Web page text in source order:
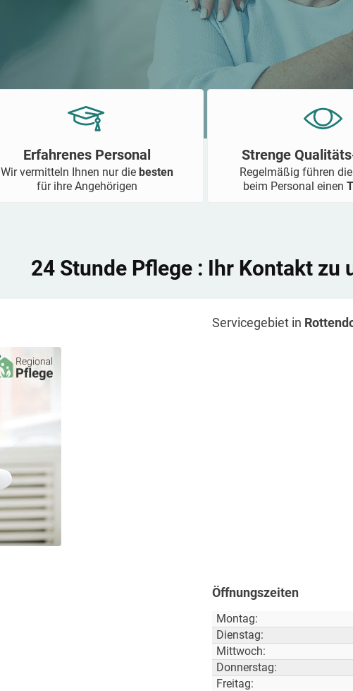
Erfahrenes Personal
Wir vermitteln Ihnen nur diebesten
für ihre Angehörigen
Strenge
Regelmäßig führen
beim Personal einen
24 Stunde Pflege : Ihr Kontakt zu
Servicegebiet in
Öffnungszeiten
Montag:
Dienstag:
Mittwoch:
Donnerstag:
Freitag: